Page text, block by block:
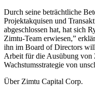
Durch seine beträchtliche
Projektakquisen und
abgeschlossen hat, hat sich
Zimtu-Team erwiesen,”
ihn im Board of Directors
Arbeit für die Ausübung von
Wachstumsstrategie von
Über Zimtu Capital Corp.